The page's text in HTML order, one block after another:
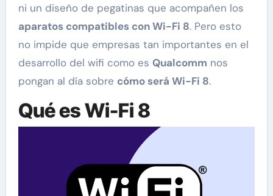
ni un diseño de pegatinas que acompañen los
aparatos compatibles con Wi-Fi 8. Pero esto
no impide que empresas tan importantes en el
desarrollo del wifi como es Qualcomm nos
pongan al día sobre cómo será Wi-Fi 8.
Qué es Wi-Fi 8